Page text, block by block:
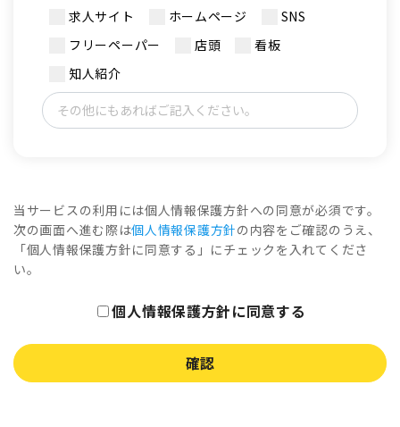
求人サイト ホームページ
SNS
フリーペーパー
店頭
看板
知人紹介
当サービスの利用には個人情報保護方針への同意が必須です。
次の画面へ進む際は個人情報保護方針の内容をご確認のうえ、
「個人情報保護方針に同意する」にチェックを入れてくださ
い。
個人情報保護方針に同意する
確認